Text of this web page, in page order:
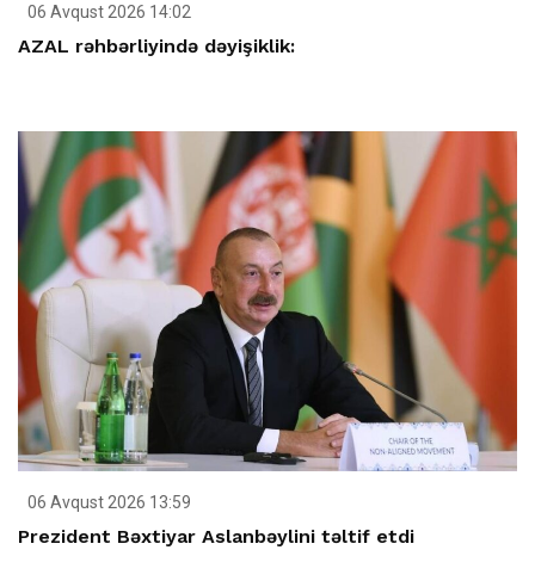
06 Avqust 2026 14:02
AZAL rəhbərliyində dəyişiklik:
06 Avqust 2026 13:59
Prezident Bəxtiyar Aslanbəylini təltif etdi